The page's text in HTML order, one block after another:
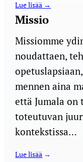
Lue lisää →
Missio
Missiomme
noudattaen,
mennen aina
että Jumala
toteutuvan
kontekstissa…
Lue lisää →